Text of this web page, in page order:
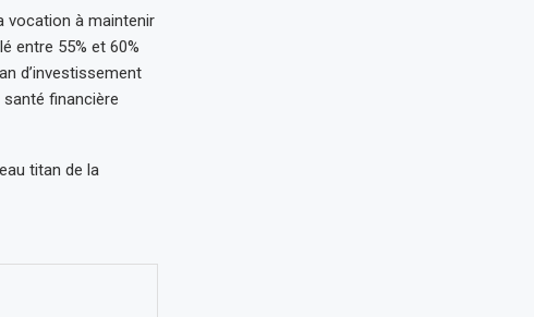
vocation à maintenir
entre 55% et 60%
d’investissement
financière
titan de la